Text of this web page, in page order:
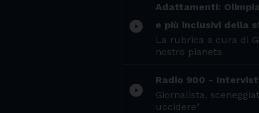
play_circle_filled
Adattamenti:
e più inclusivi della
La rubrica a cura di
nostro pianeta
play_circle_filled
Radio 900 -
Giornalista,
uccidere"